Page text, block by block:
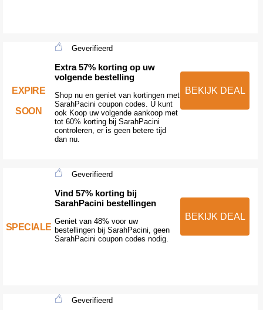
EXPIRE
SOON
Geverifieerd
Extra 57% korting op uw
volgende bestelling
Shop nu en geniet van kortingen met
SarahPacini coupon codes. U kunt
ook Koop uw volgende aankoop met
tot 60% korting bij SarahPacini
controleren, er is geen betere tijd
dan nu.
BEKIJK DEAL
SPECIALE
Geverifieerd
Vind 57% korting bij
SarahPacini bestellingen
Geniet van 48% voor uw
bestellingen bij SarahPacini, geen
SarahPacini coupon codes nodig.
BEKIJK DEAL
Geverifieerd